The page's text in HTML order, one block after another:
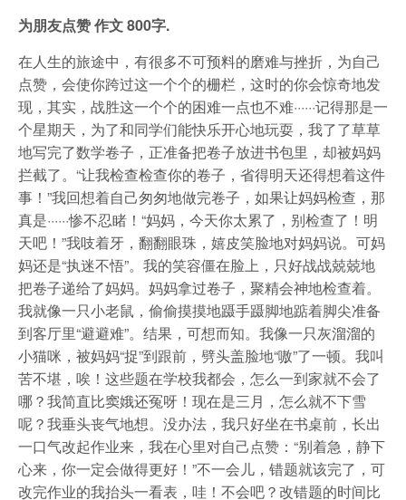
为朋友点赞 作文 800字.
在人生的旅途中，有很多不可预料的磨难与挫折，为自己
点赞，会使你跨过这一个个的栅栏，这时的你会惊奇地发
现，其实，战胜这一个个的困难一点也不难······记得那是一
个星期天，为了和同学们能快乐开心地玩耍，我了了草草
地写完了数学卷子，正准备把卷子放进书包里，却被妈妈
拦截了。“让我检查检查你的卷子，省得明天还得想着这件
事！”我回想着自己匆匆地做完卷子，如果让妈妈检查，那
真是······惨不忍睹！“妈妈，今天你太累了，别检查了！明
天吧！”我吱着牙，翻翻眼珠，嬉皮笑脸地对妈妈说。可妈
妈还是“执迷不悟”。我的笑容僵在脸上，只好战战兢兢地
把卷子递给了妈妈。妈妈拿过卷子，聚精会神地检查着。
我就像一只小老鼠，偷偷摸摸地蹑手蹑脚地踮着脚尖准备
到客厅里“避避难”。结果，可想而知。我像一只灰溜溜的
小猫咪，被妈妈“捉”到跟前，劈头盖脸地“嗷”了一顿。我叫
苦不堪，唉！这些题在学校我都会，怎么一到家就不会了
哪？我简直比窦娥还冤呀！现在是三月，怎么就不下雪
呢？我垂头丧气地想。没办法，我只好坐在书桌前，长出
一口气改起作业来，我在心里对自己点赞：“别着急，静下
心来，你一定会做得更好！”不一会儿，错题就该完了，可
改完作业的我抬头一看表，哇！不会吧？改错题的时间比